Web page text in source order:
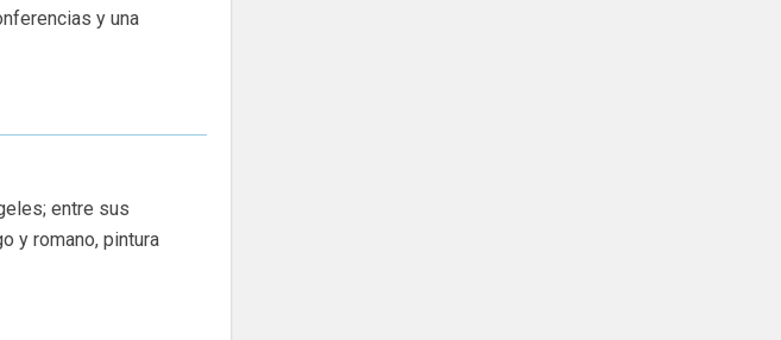
y una
entre sus
y romano, pintura